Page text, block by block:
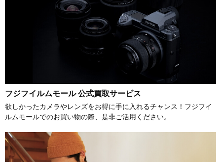
フジフイルムモール 公式買取サービス
欲しかったカメラやレンズをお得に手に入れるチャンス！フジフイ
ルムモールでのお買い物の際、是非ご活用ください。